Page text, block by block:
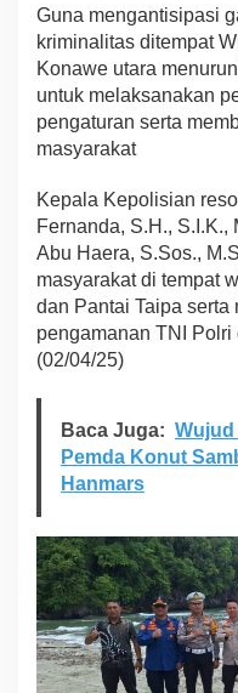
a
Guna mengantisipasi
kriminalitas ditempat
Konawe utara
untuk melaksanakan
pengaturan serta
masyarakat
Kepala Kepolisian
Fernanda, S.H., S.I.K.,
Abu Haera, S.Sos.,
masyarakat di tempat
dan Pantai Taipa serta
pengamanan TNI Polri
(02/04/25)
Baca Juga: Wujud
Pemda Konut
Hanmars